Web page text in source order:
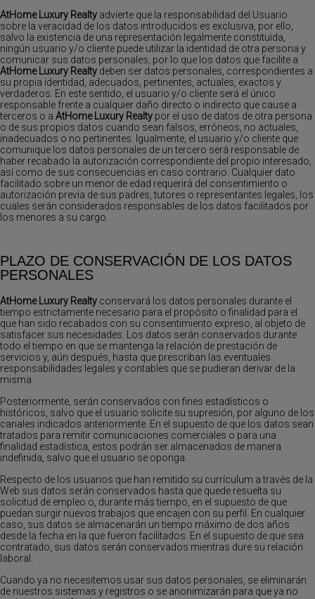
AtHome Luxury Realty advierte que la responsabilidad del Usuario
sobre la veracidad de los datos introducidos es exclusiva, por ello,
salvo la existencia de una representación legalmente constituida,
ningún usuario y/o cliente puede utilizar la identidad de otra persona y
comunicar sus datos personales, por lo que los datos que facilite a
AtHome Luxury Realty deben ser datos personales, correspondientes a
su propia identidad, adecuados, pertinentes, actuales, exactos y
verdaderos. En este sentido, el usuario y/o cliente será el único
responsable frente a cualquier daño directo o indirecto que cause a
terceros o a AtHome Luxury Realty por el uso de datos de otra persona
o de sus propios datos cuando sean falsos, erróneos, no actuales,
inadecuados o no pertinentes. Igualmente, el usuario y/o cliente que
comunique los datos personales de un tercero será responsable de
haber recabado la autorización correspondiente del propio interesado,
así como de sus consecuencias en caso contrario. Cualquier dato
facilitado sobre un menor de edad requerirá del consentimiento o
autorización previa de sus padres, tutores o representantes legales, los
cuales serán considerados responsables de los datos facilitados por
los menores a su cargo.
PLAZO DE CONSERVACIÓN DE LOS DATOS
PERSONALES
AtHome Luxury Realty conservará los datos personales durante el
tiempo estrictamente necesario para el propósito o finalidad para el
que han sido recabados con su consentimiento expreso, al objeto de
satisfacer sus necesidades. Los datos serán conservados durante
todo el tiempo en que se mantenga la relación de prestación de
servicios y, aún después, hasta que prescriban las eventuales
responsabilidades legales y contables que se pudieran derivar de la
misma.
Posteriormente, serán conservados con fines estadísticos o
históricos, salvo que el usuario solicite su supresión, por alguno de los
canales indicados anteriormente. En el supuesto de que los datos sean
tratados para remitir comunicaciones comerciales o para una
finalidad estadística, estos podrán ser almacenados de manera
indefinida, salvo que el usuario se oponga.
Respecto de los usuarios que han remitido su currículum a través de la
Web sus datos serán conservados hasta que quede resuelta su
solicitud de empleo o, durante más tiempo, en el supuesto de que
puedan surgir nuevos trabajos que encajen con su perfil. En cualquier
caso, sus datos se almacenarán un tiempo máximo de dos años
desde la fecha en la que fueron facilitados. En el supuesto de que sea
contratado, sus datos serán conservados mientras dure su relación
laboral.
Cuando ya no necesitemos usar sus datos personales, se eliminarán
de nuestros sistemas y registros o se anonimizarán para que ya no